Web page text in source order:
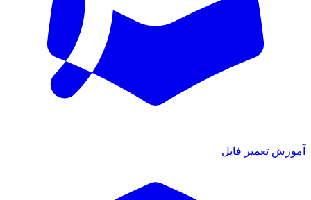
آموزش تعمیر فایل